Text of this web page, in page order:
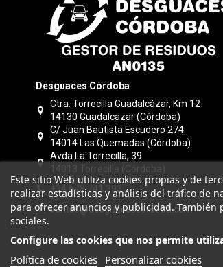
Desguaces Córdoba
Ctra. Torrecilla Guadalcázar, Km 12
14130 Guadalcazar (Córdoba)
C/ Juan Bautista Escudero 274
14014 Las Quemadas (Córdoba)
Avda.La Torrecilla, 39
14013 Torrecilla (Córdoba)
+34 678 741 393
ventas@desguacescordoba.com
Este sitio Web utiliza cookies propias y de
realizar estadísticas y análisis del tráfico de
para ofrecer anuncios y publicidad.
sociales.
Configure las cookies que nos permite
Política de cookies Personalizar cookies